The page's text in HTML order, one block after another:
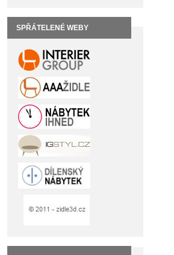
SPŘÁTELENÉ WEBY